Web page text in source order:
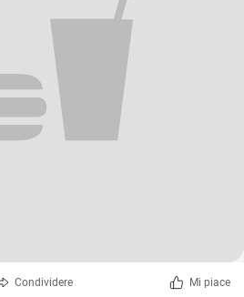
Condividere Mi piace